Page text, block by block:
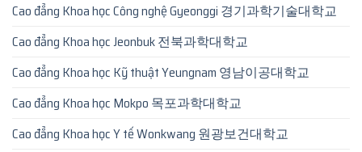
Cao đẳng Khoa học Công nghệ Gyeonggi 경기과학기술대학교
Cao đẳng Khoa học Jeonbuk 전북과학대학교
Cao đẳng Khoa học Kỹ thuật Yeungnam 영남이공대학교
Cao đẳng Khoa học Mokpo 목포과학대학교
Cao đẳng Khoa học Y tế Wonkwang 원광보건대학교